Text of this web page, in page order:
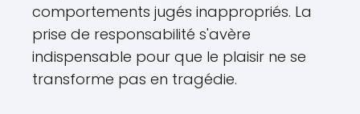
comportements jugés inappropriés. La
prise de responsabilité s'avère
indispensable pour que le plaisir ne se
transforme pas en tragédie.